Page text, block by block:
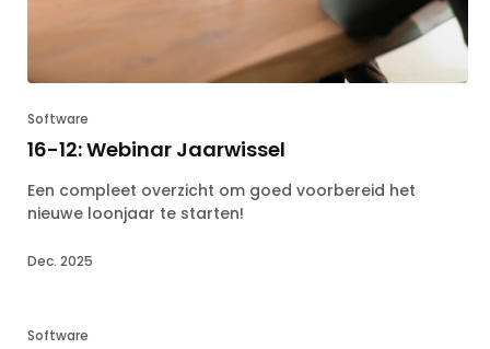
Software
16-12: Webinar Jaarwissel
Een compleet overzicht om goed voorbereid het
nieuwe loonjaar te starten!
Dec. 2025
Software